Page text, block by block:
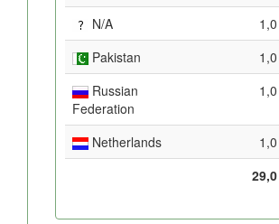
N/A
1,0
Pakistan
1,0
Russian
Federation
1,0
Netherlands 1,0
29,0